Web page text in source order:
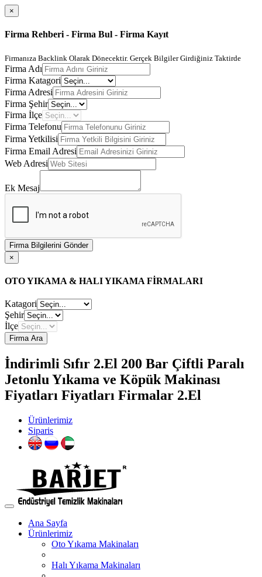
×
Firma Rehberi - Firma Bul - Firma Kayıt
Firmanıza Backlink Olarak Dönecektir. Gerçek Bilgiler Girdiğiniz Taktirde
Firma Adı
Firma Katagori
Firma Adresi
Firma Şehir
Firma İlçe
Firma Telefonu
Firma Yetkilisi
Firma Email Adresi
Web Adresi
Ek Mesaj
Firma Bilgilerini Gönder
×
OTO YIKAMA & HALI YIKAMA FİRMALARI
Katagori
Şehir
İlçe
Firma Ara
İndirimli Sıfır 2.El 200 Bar Çiftli Paralı
Jetonlu Yıkama ve Köpük Makinası
Fiyatları Fiyatları Firmalar 2.El
Ürünlerimiz
Siparis
Ana Sayfa
Ürünlerimiz
Oto Yıkama Makinaları
Halı Yıkama Makinaları